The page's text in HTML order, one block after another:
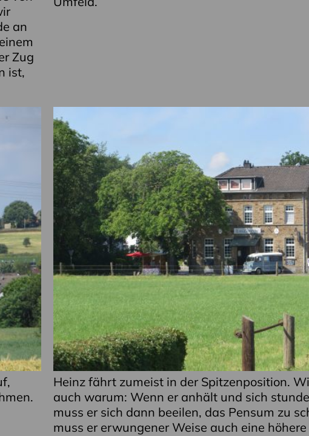
an
Zug
ist,
Heinz fährt zumeist in der Spitzenposition.
auch warum: Wenn er anhält und sich
muss er sich dann beeilen, das Pensum zu
muss er erwungener Weise auch eine höhere